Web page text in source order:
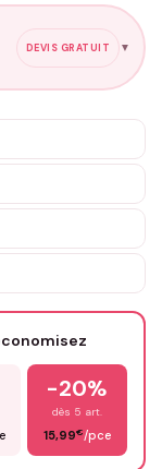
DEVIS GRATUIT ▼
selon la demande
-20%
dès 5 art.
15,99€/pce